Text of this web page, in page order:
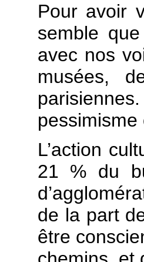
Pour avoir
semble
avec nos
musées,
pessimisme
L’action
21 % du
de la part
être